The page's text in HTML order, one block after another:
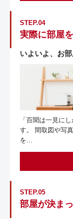
STEP.04
実際に部屋
いよいよ、お部
「百聞は一見に
す。 間取図や写
を…
STEP.05
部屋が決ま